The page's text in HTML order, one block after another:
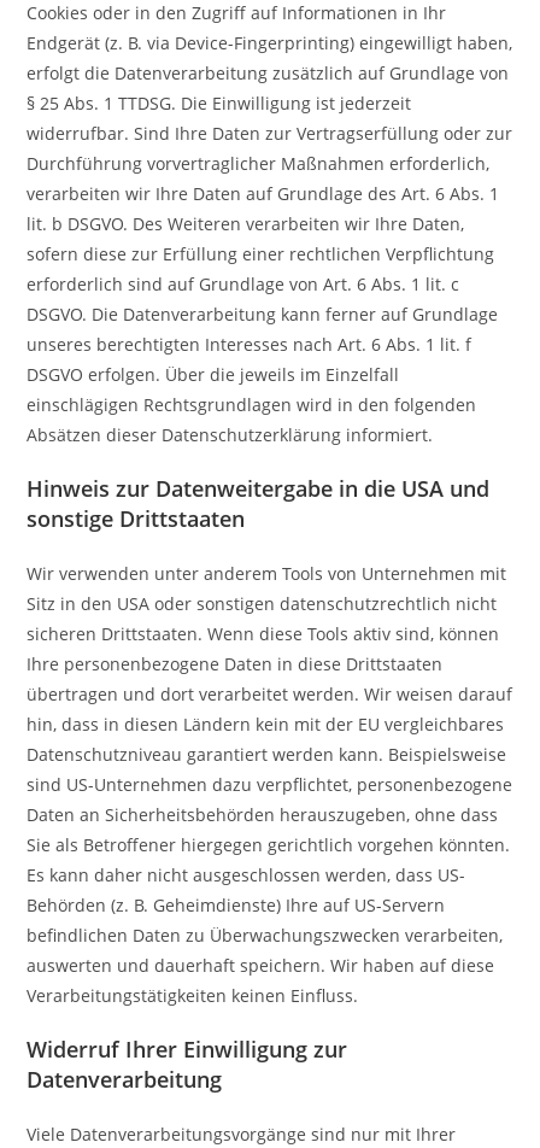
Cookies oder in den Zugriff auf Informationen in Ihr
Endgerät (z. B. via Device-Fingerprinting) eingewilligt haben,
erfolgt die Datenverarbeitung zusätzlich auf Grundlage von
§ 25 Abs. 1 TTDSG. Die Einwilligung ist jederzeit
widerrufbar. Sind Ihre Daten zur Vertragserfüllung oder zur
Durchführung vorvertraglicher Maßnahmen erforderlich,
verarbeiten wir Ihre Daten auf Grundlage des Art. 6 Abs. 1
lit. b DSGVO. Des Weiteren verarbeiten wir Ihre Daten,
sofern diese zur Erfüllung einer rechtlichen Verpflichtung
erforderlich sind auf Grundlage von Art. 6 Abs. 1 lit. c
DSGVO. Die Datenverarbeitung kann ferner auf Grundlage
unseres berechtigten Interesses nach Art. 6 Abs. 1 lit. f
DSGVO erfolgen. Über die jeweils im Einzelfall
einschlägigen Rechtsgrundlagen wird in den folgenden
Absätzen dieser Datenschutzerklärung informiert.
Hinweis zur Datenweitergabe in die USA und
sonstige Drittstaaten
Wir verwenden unter anderem Tools von Unternehmen mit
Sitz in den USA oder sonstigen datenschutzrechtlich nicht
sicheren Drittstaaten. Wenn diese Tools aktiv sind, können
Ihre personenbezogene Daten in diese Drittstaaten
übertragen und dort verarbeitet werden. Wir weisen darauf
hin, dass in diesen Ländern kein mit der EU vergleichbares
Datenschutzniveau garantiert werden kann. Beispielsweise
sind US-Unternehmen dazu verpflichtet, personenbezogene
Daten an Sicherheitsbehörden herauszugeben, ohne dass
Sie als Betroffener hiergegen gerichtlich vorgehen könnten.
Es kann daher nicht ausgeschlossen werden, dass US-
Behörden (z. B. Geheimdienste) Ihre auf US-Servern
befindlichen Daten zu Überwachungszwecken verarbeiten,
auswerten und dauerhaft speichern. Wir haben auf diese
Verarbeitungstätigkeiten keinen Einfluss.
Widerruf Ihrer Einwilligung zur
Datenverarbeitung
Viele Datenverarbeitungsvorgänge sind nur mit Ihrer